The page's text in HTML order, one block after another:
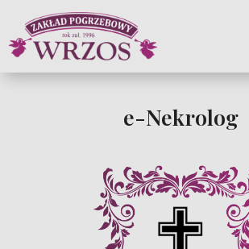
e-Nekrolog